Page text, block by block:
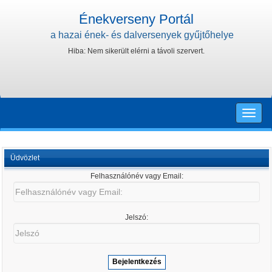
Énekverseny Portál
a hazai ének- és dalversenyek gyűjtőhelye
Hiba: Nem sikerült elérni a távoli szervert.
Toggle
Üdvözlet
Felhasználónév vagy Email:
Jelszó: